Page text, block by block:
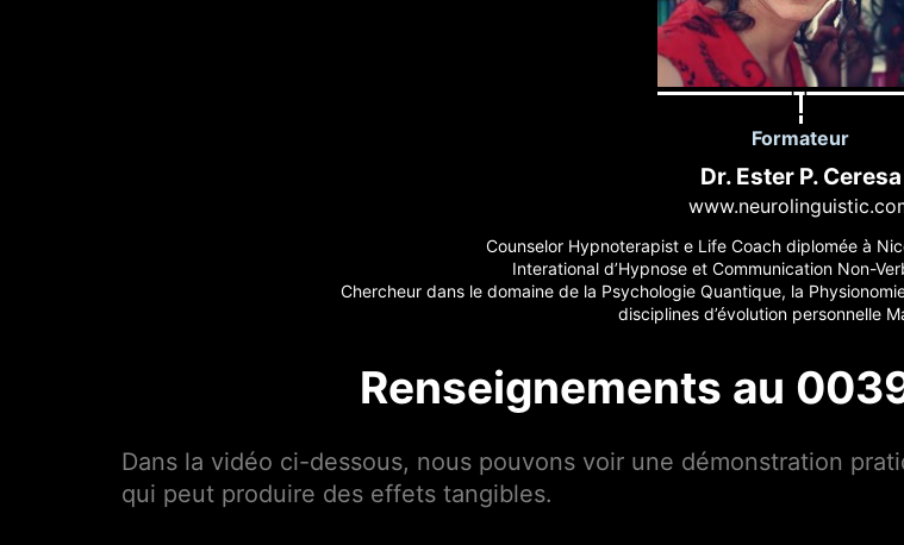
Formateur
Dr. Ester P. Ceresa
Counselor Hypnoterapist e Life Coach diplomée à
Interational d’Hypnose et Communication Non-
Chercheur dans le domaine de la Psychologie Quantique, la
disciplines d’évolution personnelle
Renseignements au
Dans la vidéo ci-dessous, nous pouvons voir une démonstration
qui peut produire des effets tangibles.